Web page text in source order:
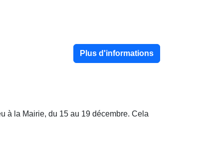
Plus d'informations
à la Mairie, du 15 au 19 décembre. Cela